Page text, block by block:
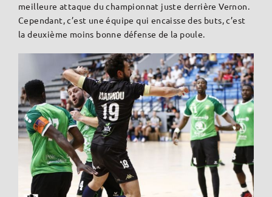
meilleure attaque du championnat juste derrière Vernon.
Cependant, c’est une équipe qui encaisse des buts, c’est
la deuxième moins bonne défense de la poule.